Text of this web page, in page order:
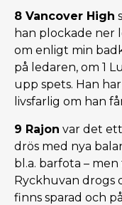
8 Vancover High
han plockade ner
om enligt min
på ledaren, om 1
upp spets. Han
livsfarlig om han
9 Rajon var det
drös med nya
bl.a. barfota –
Ryckhuvan drogs
finns sparad och